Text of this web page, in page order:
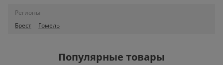
Регионы
Брест
Гомель
Популярные товары